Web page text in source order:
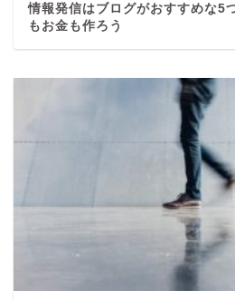
情報発信はブログがおすすめな5
もお金も作ろう